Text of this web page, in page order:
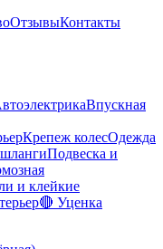
ОтзывыКонтакты
Впускная
Крепеж колесОдежда
Подвеска и
и клейкие
🔴 Уценка